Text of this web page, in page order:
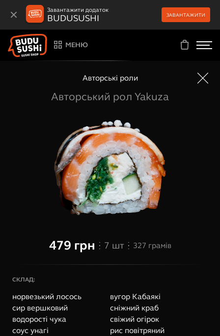
Завантажити додаток
BUDUSUSHI ЗАВАНТАЖИТИ
МЕНЮ
Авторські роли
Авторський рол Yakuza
479 грн 7 шт 327 грамів
СКЛАД:
норвезький лосось
вугор Кабаякі
сир вершковий
сніжний краб
водорості чука
свіжий огірок
соус унагі
рис повітряний